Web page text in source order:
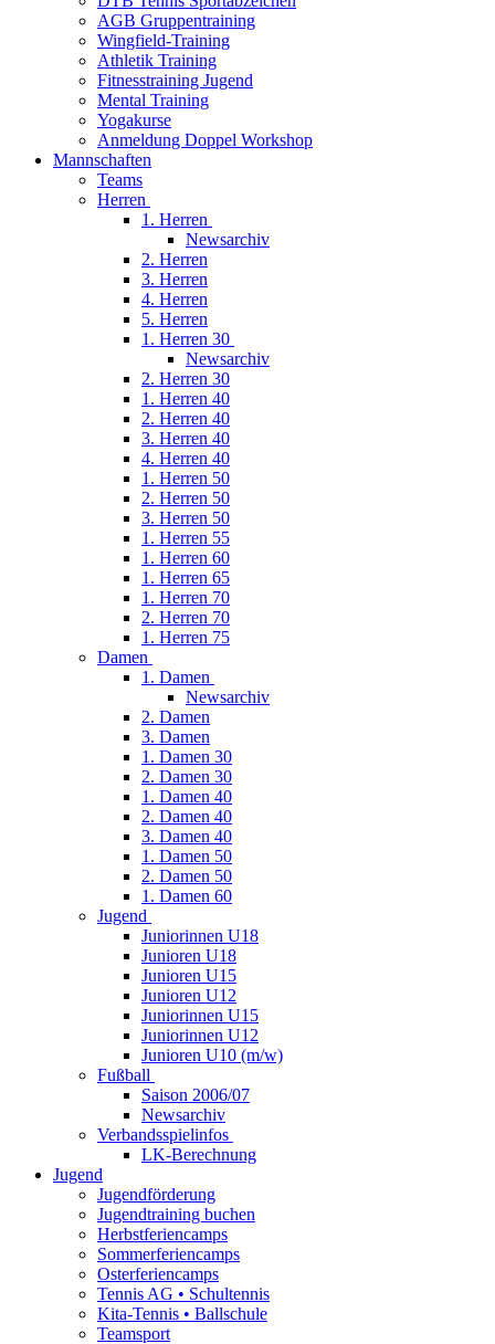
AGB Gruppentraining
Wingfield-Training
Athletik Training
Fitnesstraining Jugend
Mental Training
Yogakurse
Anmeldung Doppel Workshop
Mannschaften
Teams
Herren
1. Herren
Newsarchiv
2. Herren
3. Herren
4. Herren
5. Herren
1. Herren 30
Newsarchiv
2. Herren 30
1. Herren 40
2. Herren 40
3. Herren 40
4. Herren 40
1. Herren 50
2. Herren 50
3. Herren 50
1. Herren 55
1. Herren 60
1. Herren 65
1. Herren 70
2. Herren 70
1. Herren 75
Damen
1. Damen
Newsarchiv
2. Damen
3. Damen
1. Damen 30
2. Damen 30
1. Damen 40
2. Damen 40
3. Damen 40
1. Damen 50
2. Damen 50
1. Damen 60
Jugend
Juniorinnen U18
Junioren U18
Junioren U15
Junioren U12
Juniorinnen U15
Juniorinnen U12
Junioren U10 (m/w)
Fußball
Saison 2006/07
Newsarchiv
Verbandsspielinfos
LK-Berechnung
Jugend
Jugendförderung
Jugendtraining buchen
Herbstferiencamps
Sommerferiencamps
Osterferiencamps
Tennis AG • Schultennis
Kita-Tennis • Ballschule
Teamsport